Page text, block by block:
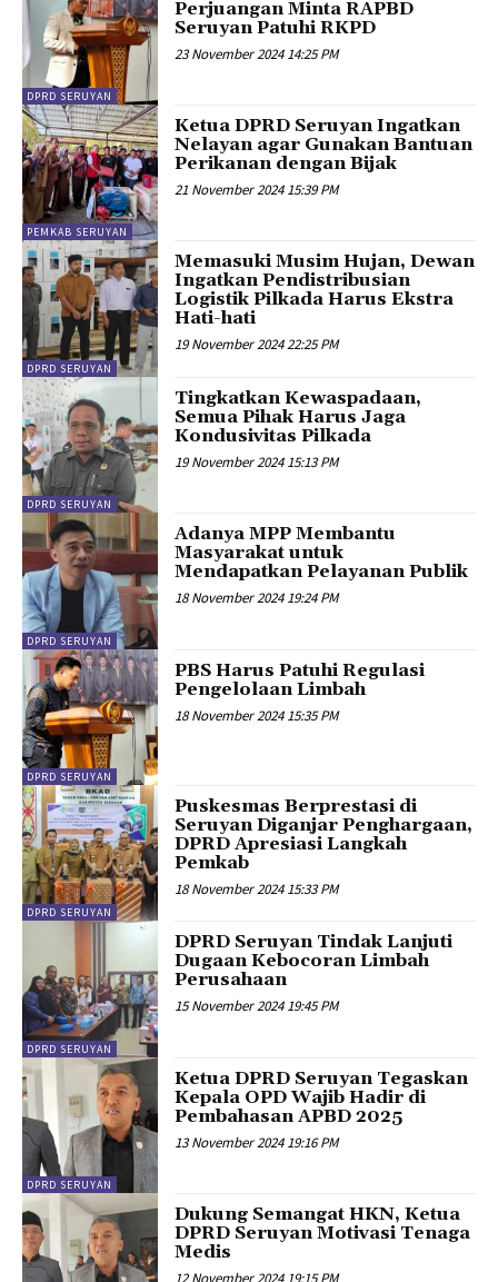
DPRD SERUYAN
Perjuangan Minta RAPBD
Seruyan Patuhi RKPD
23 November 2024 14:25 PM
PEMKAB SERUYAN
Ketua DPRD Seruyan Ingatkan
Nelayan agar Gunakan Bantuan
Perikanan dengan Bijak
21 November 2024 15:39 PM
DPRD SERUYAN
Memasuki Musim Hujan, Dewan
Ingatkan Pendistribusian
Logistik Pilkada Harus Ekstra
Hati-hati
19 November 2024 22:25 PM
DPRD SERUYAN
Tingkatkan Kewaspadaan,
Semua Pihak Harus Jaga
Kondusivitas Pilkada
19 November 2024 15:13 PM
DPRD SERUYAN
Adanya MPP Membantu
Masyarakat untuk
Mendapatkan Pelayanan Publik
18 November 2024 19:24 PM
DPRD SERUYAN
PBS Harus Patuhi Regulasi
Pengelolaan Limbah
18 November 2024 15:35 PM
DPRD SERUYAN
Puskesmas Berprestasi di
Seruyan Diganjar Penghargaan,
DPRD Apresiasi Langkah
Pemkab
18 November 2024 15:33 PM
DPRD SERUYAN
DPRD Seruyan Tindak Lanjuti
Dugaan Kebocoran Limbah
Perusahaan
15 November 2024 19:45 PM
DPRD SERUYAN
Ketua DPRD Seruyan Tegaskan
Kepala OPD Wajib Hadir di
Pembahasan APBD 2025
13 November 2024 19:16 PM
Dukung Semangat HKN, Ketua
DPRD Seruyan Motivasi Tenaga
Medis